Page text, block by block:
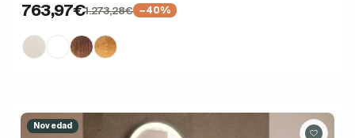
763,97€1.273,28€ −40%
Novedad